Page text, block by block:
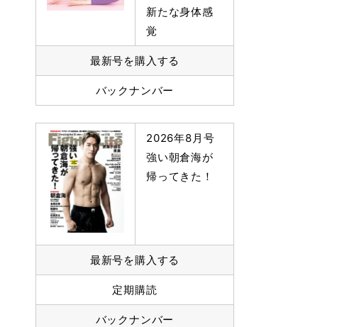
新たな身体感
覚
最新号を購入する
バックナンバー
2026年8月号
強い朝倉海が
帰ってきた！
最新号を購入する
定期購読
バックナンバー